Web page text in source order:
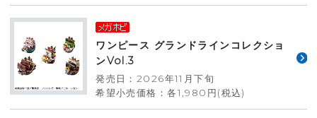
ワンピース グランドラインコレクショ
ンVol.3
発売日：2026年11月下旬
希望小売価格：各1,980円(税込)